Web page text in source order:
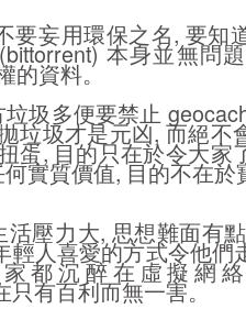
要妄用環保之名, 要知
本身並無問
的資料。
圾多便要禁止
垃圾才是元凶, 而絕不
蛋, 目的只在於令大家
實質價值, 目的不在
壓力大, 思想難面有
輕人喜愛的方式令他們
都沉醉在虛擬網
只有百利而無一害。